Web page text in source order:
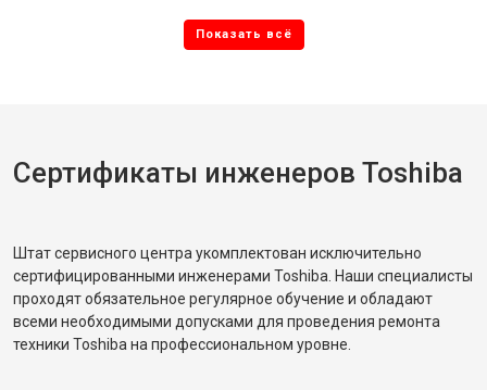
Сертификаты инженеров Toshiba
Штат сервисного центра укомплектован исключительно
сертифицированными инженерами Toshiba. Наши специалисты
проходят обязательное регулярное обучение и обладают
всеми необходимыми допусками для проведения ремонта
техники Toshiba на профессиональном уровне.